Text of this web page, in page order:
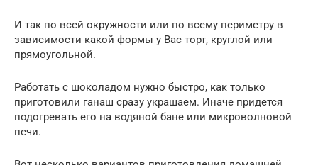
И так по всей окружности или по всему периметру в
зависимости какой формы у Вас торт, круглой или
прямоугольной.
Работать с шоколадом нужно быстро, как только
приготовили ганаш сразу украшаем. Иначе придется
подогревать его на водяной бане или микроволновой
печи.